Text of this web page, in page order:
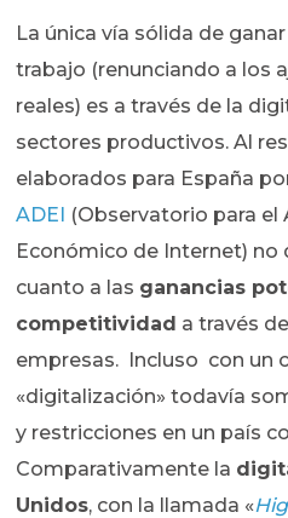
La única vía sólida de
trabajo (renunciando a los
reales) es a través de la
sectores productivos. Al
elaborados para España
ADEI (Observatorio para el
Económico de Internet) no
cuanto a las ganancias
competitividad a través
empresas. Incluso con un
«digitalización» todavía
y restricciones en un país
Comparativamente la
Unidos, con la llamada «